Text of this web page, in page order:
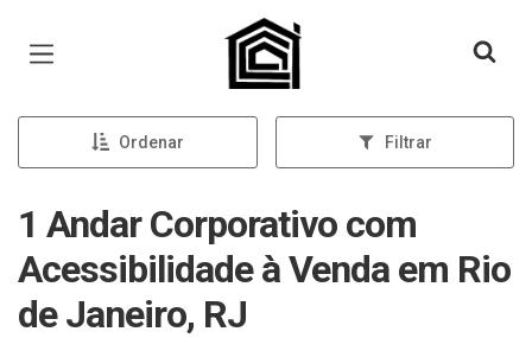
Página inicial
Ordenar Filtrar
1 Andar Corporativo com
Acessibilidade à Venda em Rio
de Janeiro, RJ